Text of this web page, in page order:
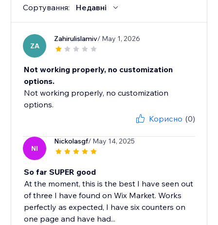
Сортування: Недавні
ZA
Zahirulislamiv/ May 1, 2026
Not working properly, no customization
options.
Not working properly, no customization
options.
Корисно (0)
NI
Nickolasgf/ May 14, 2025
So far SUPER good
At the moment, this is the best I have seen out
of three I have found on Wix Market. Works
perfectly as expected, I have six counters on
one page and have had...